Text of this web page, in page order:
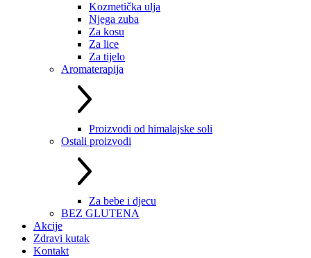
Kozmetička ulja
Njega zuba
Za kosu
Za lice
Za tijelo
Aromaterapija
Proizvodi od himalajske soli
Ostali proizvodi
Za bebe i djecu
BEZ GLUTENA
Akcije
Zdravi kutak
Kontakt